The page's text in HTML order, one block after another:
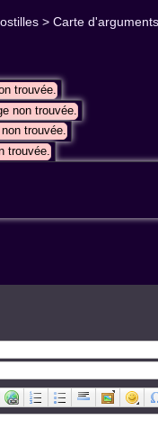
> Carte
trouvée.
non trouvée.
trouvée.
trouvée.